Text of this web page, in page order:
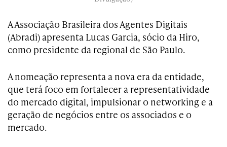
A Associação Brasileira dos Agentes Digitais
(Abradi) apresenta Lucas Garcia, sócio da Hiro,
como presidente da regional de São Paulo.
A nomeação representa a nova era da entidade,
que terá foco em fortalecer a representatividade
do mercado digital, impulsionar o networking e a
geração de negócios entre os associados e o
mercado.